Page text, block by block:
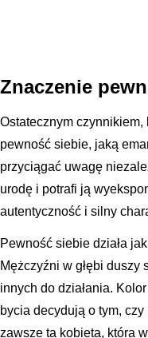
Znaczenie
Ostatecznym czynnikiem,
pewność siebie, jaką
przyciągać uwagę
urodę i potrafi ją
autentyczność i silny
Pewność siebie działa
Mężczyźni w głębi
innych do działania.
bycia decydują o tym,
zawsze ta kobieta, która